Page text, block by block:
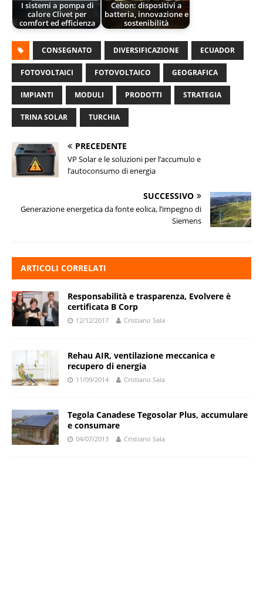
I sistemi a pompa di
calore Clivet per
comfort ed efficienza
Cebon: dispositivi a
batteria, innovazione e
sostenibilità
CONSEGNATO DIVERSIFICAZIONE ECUADOR
FOTOVOLTAICI FOTOVOLTAICO GEOGRAFICA
IMPIANTI MODULI PRODOTTI STRATEGIA
TRINA SOLAR TURCHIA
PRECEDENTE
VP Solar e le soluzioni per l’accumulo e
l’autoconsumo di energia
SUCCESSIVO
Generazione energetica da fonte eolica, l’impegno di
Siemens
ARTICOLI CORRELATI
Responsabilità e trasparenza, Evolvere è
certificata B Corp
12/12/2017 Cristiano Sala
Rehau AIR, ventilazione meccanica e
recupero di energia
11/09/2014 Cristiano Sala
Tegola Canadese Tegosolar Plus, accumulare
e consumare
04/07/2013 Cristiano Sala